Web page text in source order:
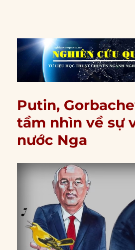
Putin,
tầm nhìn về sự
nước Nga